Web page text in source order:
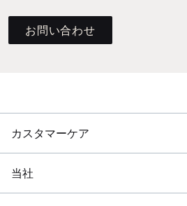
お問い合わせ
カスタマーケア
当社